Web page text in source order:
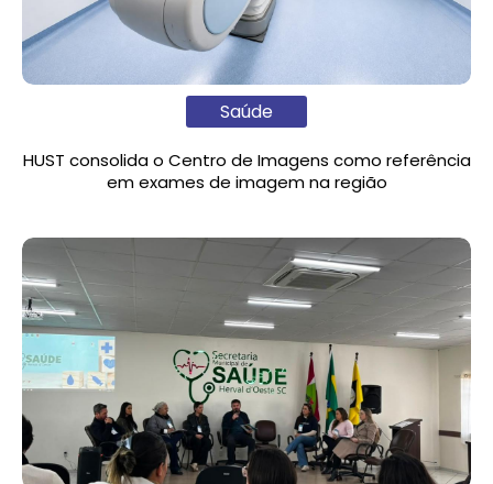
Saúde
HUST consolida o Centro de Imagens como referência
em exames de imagem na região